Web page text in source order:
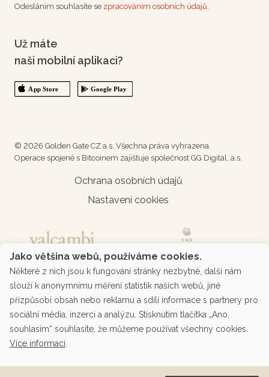
Odesláním souhlasíte se zpracováním osobních údajů.
Už máte
naši mobilní aplikaci?
© 2026 Golden Gate CZ a.s. Všechna práva vyhrazena.
Operace spojené s Bitcoinem zajišťuje společnost GG Digital, a.s.
Ochrana osobních údajů
Nastavení cookies
Podporované platby přes platební bránu
Jako většina webů, používáme cookies.
Některé z nich jsou k fungování stránky nezbytné, další nám
slouží k anonymnímu měření statistik našich webů, jiné
přizpůsobí obsah nebo reklamu a sdílí informace s partnery pro
sociální média, inzerci a analýzu. Stisknutím tlačítka „Ano,
souhlasím“ souhlasíte, že můžeme používat všechny cookies.
Více informací